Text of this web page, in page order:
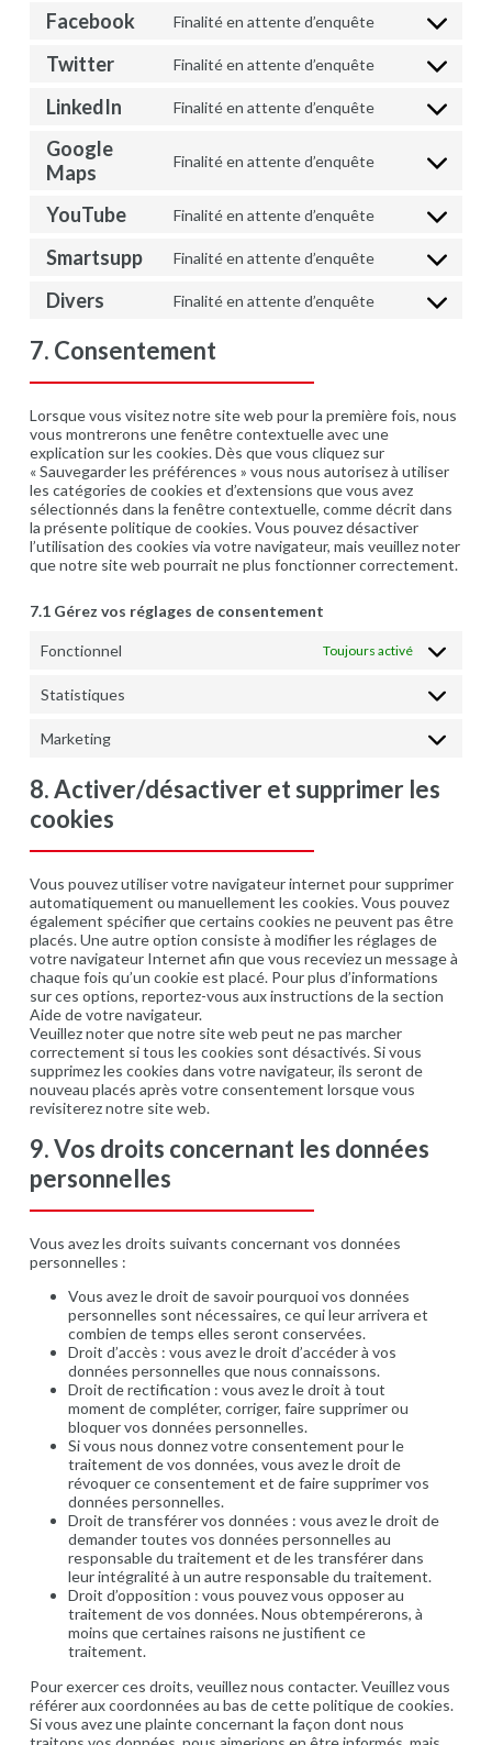
amazon-
Facebook Finalité en attente d’enquête
Consent
service
Twitter Finalité en attente d’enquête
Consent
service
LinkedIn Finalité en attente d’enquête
Consent
linkedin
Google
Maps
Finalité en attente d’enquête
Consent
google-
YouTube Finalité en attente d’enquête
Consent
service
Smartsupp Finalité en attente d’enquête
Consent
service
Divers Finalité en attente d’enquête
Consent
7. Consentement
Lorsque vous visitez notre site web pour la première fois, nous
vous montrerons une fenêtre contextuelle avec une
explication sur les cookies. Dès que vous cliquez sur
« Sauvegarder les préférences » vous nous autorisez à utiliser
les catégories de cookies et d’extensions que vous avez
sélectionnés dans la fenêtre contextuelle, comme décrit dans
la présente politique de cookies. Vous pouvez désactiver
l’utilisation des cookies via votre navigateur, mais veuillez noter
que notre site web pourrait ne plus fonctionner correctement.
7.1 Gérez vos réglages de consentement
Fonctionnel Toujours activé
Statistiques
Marketing
Marketing
8. Activer/désactiver et supprimer les
cookies
Vous pouvez utiliser votre navigateur internet pour supprimer
automatiquement ou manuellement les cookies. Vous pouvez
également spécifier que certains cookies ne peuvent pas être
placés. Une autre option consiste à modifier les réglages de
votre navigateur Internet afin que vous receviez un message à
chaque fois qu’un cookie est placé. Pour plus d’informations
sur ces options, reportez-vous aux instructions de la section
Aide de votre navigateur.
Veuillez noter que notre site web peut ne pas marcher
correctement si tous les cookies sont désactivés. Si vous
supprimez les cookies dans votre navigateur, ils seront de
nouveau placés après votre consentement lorsque vous
revisiterez notre site web.
9. Vos droits concernant les données
personnelles
Vous avez les droits suivants concernant vos données
personnelles :
Vous avez le droit de savoir pourquoi vos données
personnelles sont nécessaires, ce qui leur arrivera et
combien de temps elles seront conservées.
Droit d’accès : vous avez le droit d’accéder à vos
données personnelles que nous connaissons.
Droit de rectification : vous avez le droit à tout
moment de compléter, corriger, faire supprimer ou
bloquer vos données personnelles.
Si vous nous donnez votre consentement pour le
traitement de vos données, vous avez le droit de
révoquer ce consentement et de faire supprimer vos
données personnelles.
Droit de transférer vos données : vous avez le droit de
demander toutes vos données personnelles au
responsable du traitement et de les transférer dans
leur intégralité à un autre responsable du traitement.
Droit d’opposition : vous pouvez vous opposer au
traitement de vos données. Nous obtempérerons, à
moins que certaines raisons ne justifient ce
traitement.
Pour exercer ces droits, veuillez nous contacter. Veuillez vous
référer aux coordonnées au bas de cette politique de cookies.
Si vous avez une plainte concernant la façon dont nous